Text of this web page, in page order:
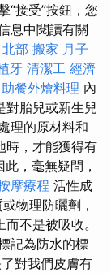
“接受”按鈕，您
息中閱讀有關
部 搬家 月子
牙 清潔工 經濟
餐外燴料理 內
對胎兒或新生兒
理的原材料和
時，才能獲得有
此，毫無疑問，
摩療程 活性成
物理防曬劑，
不是被吸收。
記為防水的標
對我們皮膚有